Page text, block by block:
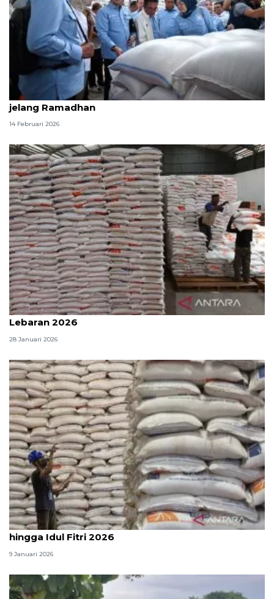
Anggota DPR sebut stok beras nasional aman
jelang Ramadhan
14 Februari 2026
Bulog Malang: Stok beras 51.383 ton, cukup hingga
Lebaran 2026
28 Januari 2026
Dirut Bulog sebut stok beras 3,35 juta ton aman
hingga Idul Fitri 2026
9 Januari 2026